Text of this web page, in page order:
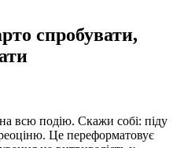
спробувати,
всю подію. Скажи собі: піду
Це переформатовує